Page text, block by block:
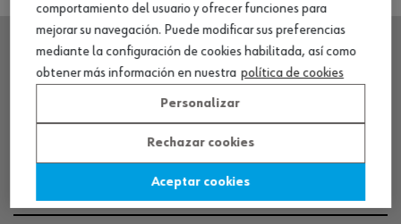
SEDE CENTRAL
CENTRO LOGÍSTICO / MUSEO
comportamiento del usuario y ofrecer funciones para
mejorar su navegación. Puede modificar sus preferencias
mediante la configuración de cookies habilitada, así como
obtener más información en nuestra política de cookies
Personalizar
Rechazar cookies
Aceptar cookies